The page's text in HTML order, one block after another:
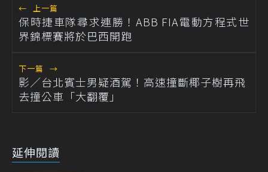
← 上一篇
保時捷車隊尋求連勝！ABB FIA電動方程式世
界錦標賽將於巴西開跑
下一篇 →
影／台北賓士男疑酒駕！高速撞斷椰子樹再飛
去撞公車「大翻覆」
延伸閱讀